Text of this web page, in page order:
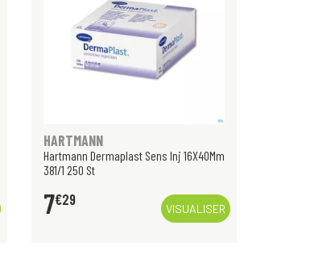
HARTMANN
Hartmann Dermaplast Sens Inj 16X40Mm
381/1 250 St
7€29
VISUALISER